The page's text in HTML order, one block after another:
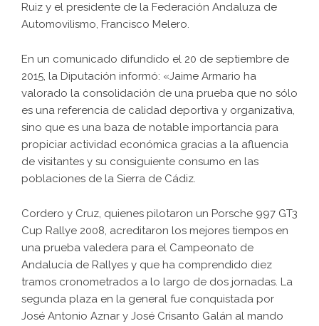
Ruiz y el presidente de la Federación Andaluza de
Automovilismo, Francisco Melero.
En un comunicado difundido el 20 de septiembre de
2015, la Diputación informó: «Jaime Armario ha
valorado la consolidación de una prueba que no sólo
es una referencia de calidad deportiva y organizativa,
sino que es una baza de notable importancia para
propiciar actividad económica gracias a la afluencia
de visitantes y su consiguiente consumo en las
poblaciones de la Sierra de Cádiz.
Cordero y Cruz, quienes pilotaron un Porsche 997 GT3
Cup Rallye 2008, acreditaron los mejores tiempos en
una prueba valedera para el Campeonato de
Andalucía de Rallyes y que ha comprendido diez
tramos cronometrados a lo largo de dos jornadas. La
segunda plaza en la general fue conquistada por
José Antonio Aznar y José Crisanto Galán al mando